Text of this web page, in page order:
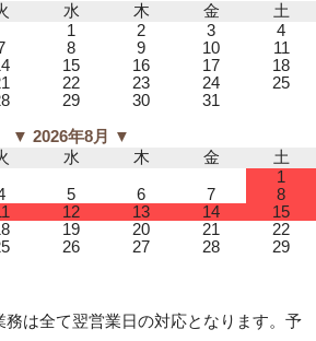
水 木 金
土
1
2 3
4
8 9 10
11
15 16 17
18
22 23 24
25
29 30 31
▼ 2026年8月 ▼
水 木 金
土
1
5 6 7
8
12 13 14
15
19 20 21
22
26 27 28
29
は全て翌営業日の対応となります。予